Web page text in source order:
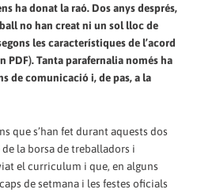
ha donat la raó. Dos anys després,
no han creat ni un sol lloc de
les característiques de l’acord
PDF). Tanta parafernalia només ha
de comunicació i, de pas, a la
que s’han fet durant aquests dos
la borsa de treballadors i
el curriculum i que, en alguns
de setmana i les festes oficials